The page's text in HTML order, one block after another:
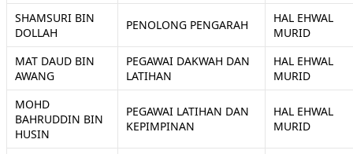
SHAMSURI BIN
DOLLAH
PENOLONG PENGARAH
HAL EHWAL
MURID
MAT DAUD BIN
AWANG
PEGAWAI DAKWAH DAN
LATIHAN
HAL EHWAL
MURID
MOHD
BAHRUDDIN BIN
HUSIN
PEGAWAI LATIHAN DAN
KEPIMPINAN
HAL EHWAL
MURID